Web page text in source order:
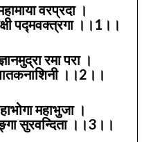
वरप्रदा ।
पद्मवक्त्रगा ।।1।।
रमा परा ।
।।2।।
महाभुजा ।
सुरवन्दिता ।।3।।